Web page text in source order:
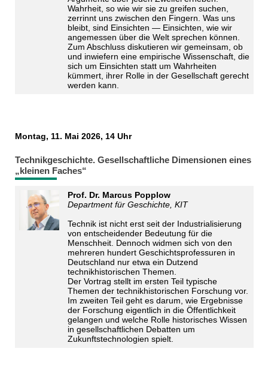
Wahrheit, so wie wir sie zu greifen suchen,
zerrinnt uns zwischen den Fingern. Was uns
bleibt, sind Einsichten — Einsichten, wie wir
angemessen über die Welt sprechen können.
Zum Abschluss diskutieren wir gemeinsam, ob
und inwiefern eine empirische Wissenschaft, die
sich um Einsichten statt um Wahrheiten
kümmert, ihrer Rolle in der Gesellschaft gerecht
werden kann.
Montag, 11. Mai 2026, 14 Uhr
Technikgeschichte. Gesellschaftliche Dimensionen eines
„kleinen Faches“
Prof. Dr. Marcus Popplow
Department für Geschichte, KIT
Technik ist nicht erst seit der Industrialisierung
von entscheidender Bedeutung für die
Menschheit. Dennoch widmen sich von den
mehreren hundert Geschichtsprofessuren in
Deutschland nur etwa ein Dutzend
technikhistorischen Themen.
Der Vortrag stellt im ersten Teil typische
Themen der technikhistorischen Forschung vor.
Im zweiten Teil geht es darum, wie Ergebnisse
der Forschung eigentlich in die Öffentlichkeit
gelangen und welche Rolle historisches Wissen
in gesellschaftlichen Debatten um
Zukunftstechnologien spielt.